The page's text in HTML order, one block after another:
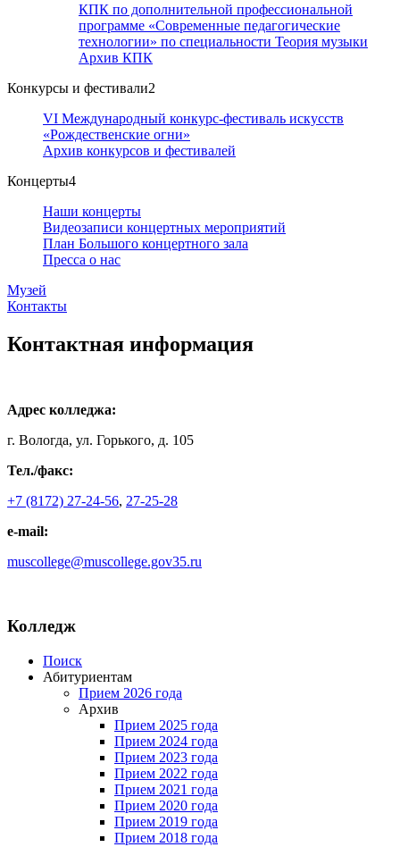
КПК по дополнительной профессиональной
программе «Современные педагогические
технологии» по специальности Теория музыки
Архив КПК
Конкурсы и фестивали2
VI Международный конкурс-фестиваль искусств
«Рождественские огни»
Архив конкурсов и фестивалей
Концерты4
Наши концерты
Видеозаписи концертных мероприятий
План Большого концертного зала
Пресса о нас
Музей
Контакты
Контактная информация
Адрес колледжа:
г. Вологда, ул. Горького, д. 105
Тел./факс:
+7 (8172) 27-24-56, 27-25-28
e-mail:
muscollege@muscollege.gov35.ru
Колледж
Поиск
Абитуриентам
Прием 2026 года
Архив
Прием 2025 года
Прием 2024 года
Прием 2023 года
Прием 2022 года
Прием 2021 года
Прием 2020 года
Прием 2019 года
Прием 2018 года